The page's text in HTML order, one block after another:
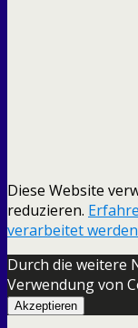
Diese Website
reduzieren.
verarbeitet
Durch die weitere
Verwendung von
Akzeptieren